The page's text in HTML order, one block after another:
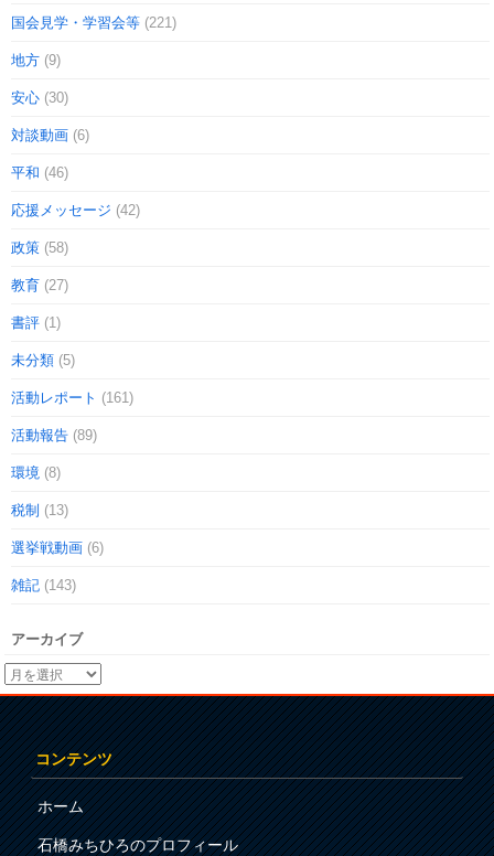
国会見学・学習会等 (221)
地方 (9)
安心 (30)
対談動画 (6)
平和 (46)
応援メッセージ (42)
政策 (58)
教育 (27)
書評 (1)
未分類 (5)
活動レポート (161)
活動報告 (89)
環境 (8)
税制 (13)
選挙戦動画 (6)
雑記 (143)
アーカイブ
コンテンツ
ホーム
石橋みちひろのプロフィール